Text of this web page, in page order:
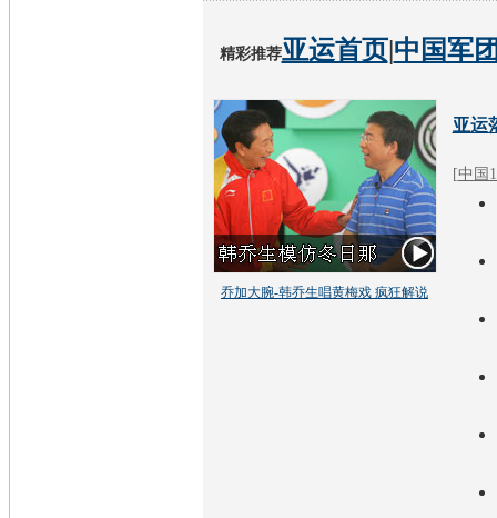
精彩推荐亚运首页|中国军
乔加大腕-韩乔生唱黄梅戏 疯狂解说
亚运
[中国